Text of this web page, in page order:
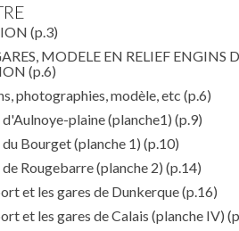
(p.3)
MODELE EN RELIEF ENGINS
(p.6)
photographies, modèle, etc (p.6)
plaine (planche1) (p.9)
Bourget (planche 1) (p.10)
Rougebarre (planche 2) (p.14)
et les gares de Dunkerque(p.16)
et les gares de Calais (planche IV)